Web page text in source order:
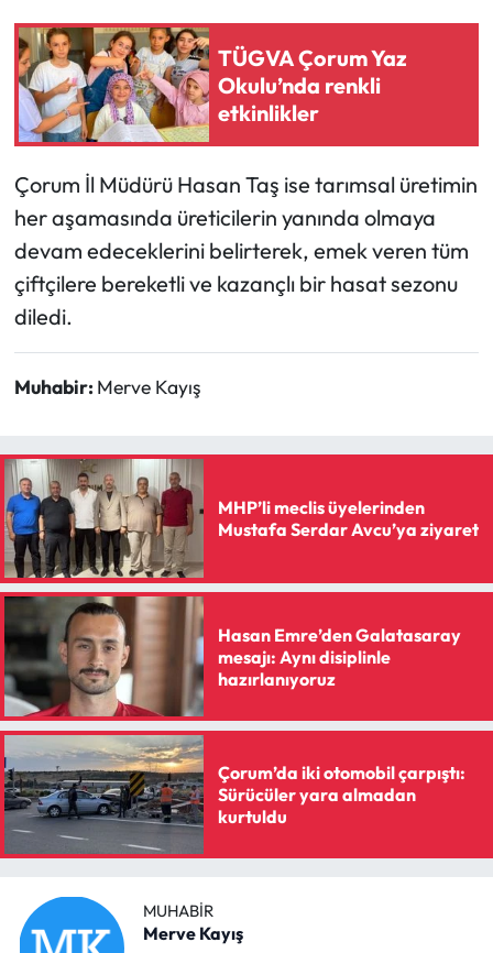
TÜGVA Çorum Yaz
Okulu’nda renkli
etkinlikler
Çorum İl Müdürü Hasan Taş ise tarımsal üretimin
her aşamasında üreticilerin yanında olmaya
devam edeceklerini belirterek, emek veren tüm
çiftçilere bereketli ve kazançlı bir hasat sezonu
diledi.
Muhabir: Merve Kayış
MHP’li meclis üyelerinden
Mustafa Serdar Avcu’ya ziyaret
Hasan Emre’den Galatasaray
mesajı: Aynı disiplinle
hazırlanıyoruz
Çorum’da iki otomobil çarpıştı:
Sürücüler yara almadan
kurtuldu
MUHABIR
Merve Kayış
Oğuzlar Haberleri
Ortaköy Haberleri
Osmancık Haberleri
Resmi İlan
Resmi Reklam
Spor
Sungurlu Haberleri
Turizm
Uğurludağ Haberleri
Yaşam
Yayla Haber
Yemek Tarifleri